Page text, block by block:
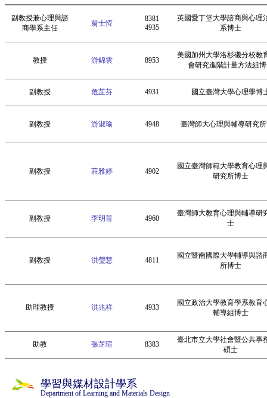
副教授兼心理與諮
商學系主任
翁士恆
8381
4935
英國愛丁堡大學諮商與心理
系博士
教授 游錦雲 8953
美國加州大學洛杉磯分校教
會研究進階計量方法組
副教授 危芷芬 4931 國立臺灣大學心理學博
副教授 游淑瑜 4948 臺灣師大心理與輔導研究
副教授 莊雅婷 4902
國立臺灣師範大學教育心理
研究所博士
副教授 李明晉 4960
臺灣師大教育心理與輔導研
士
副教授 洪瑩慧 4811
國立暨南國際大學輔導與諮
所博士
助理教授 洪兆祥 4933
國立政治大學教育學系教育
輔導組博士
助教 張芷瑄 8383
臺北市立大學社會暨公共事
碩士
學習與媒材設計學系
Department of Learning and Materials Design